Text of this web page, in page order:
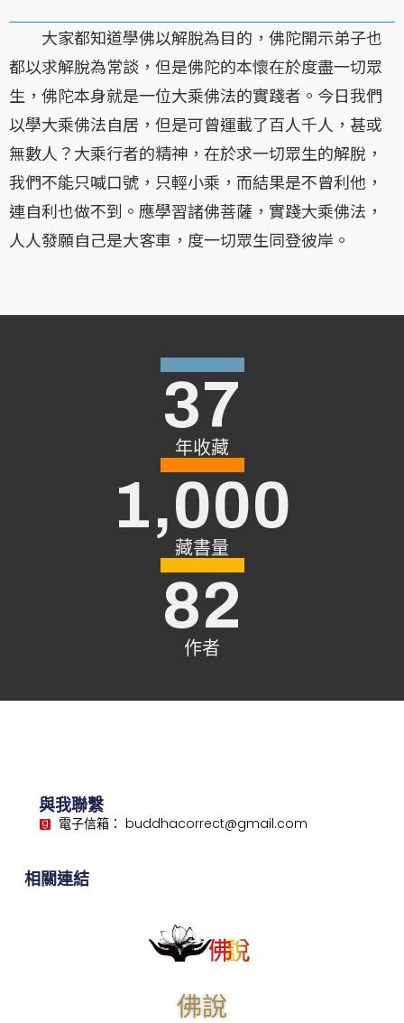
大家都知道學佛以解脫為目的，佛陀開示弟子也
都以求解脫為常談，但是佛陀的本懷在於度盡一切眾
生，佛陀本身就是一位大乘佛法的實踐者。今日我們
以學大乘佛法自居，但是可曾運載了百人千人，甚或
無數人？大乘行者的精神，在於求一切眾生的解脫，
我們不能只喊口號，只輕小乘，而結果是不曾利他，
連自利也做不到。應學習諸佛菩薩，實踐大乘佛法，
人人發願自己是大客車，度一切眾生同登彼岸。
年收藏
37
藏書量
1,000
作者
82
佛說
與我聯繫
電子信箱： buddhacorrect@gmail.com
相關連結